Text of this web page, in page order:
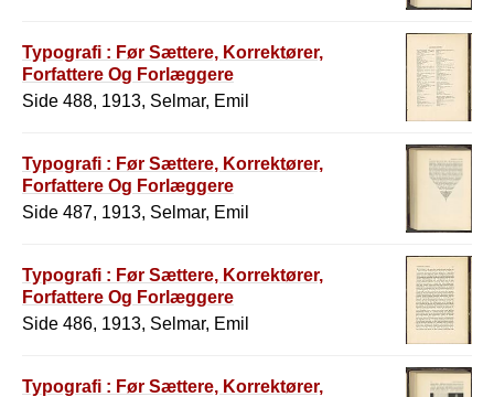
Typografi : Før Sættere, Korrektører,
Forfattere Og Forlæggere
Side 488, 1913, Selmar, Emil
Typografi : Før Sættere, Korrektører,
Forfattere Og Forlæggere
Side 487, 1913, Selmar, Emil
Typografi : Før Sættere, Korrektører,
Forfattere Og Forlæggere
Side 486, 1913, Selmar, Emil
Typografi : Før Sættere, Korrektører,